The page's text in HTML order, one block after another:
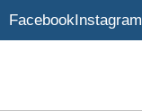
FacebookInstagram